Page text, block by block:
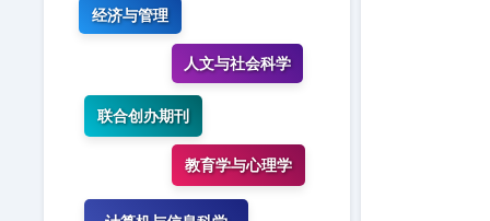
经济与管理
人文与社会科学
联合创办期刊
教育学与心理学